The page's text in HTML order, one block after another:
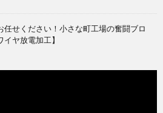
任せください！小さな町工場の奮闘ブロ
ヤ放電加工】